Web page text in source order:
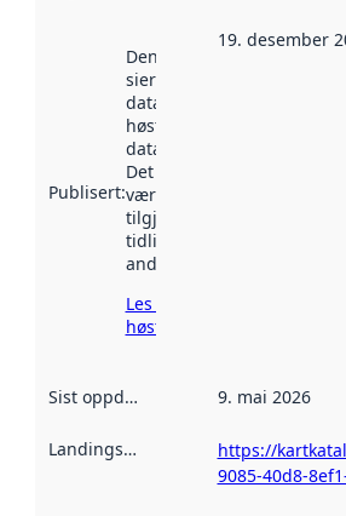
Publisert:
Denne datoen
sier når
datasettet ble
høstet av
data.norge.no.
Det kan ha
vært
tilgjengelig
tidligere
andre steder.
Les mer om
høsting her
19. desember
Sist oppdatert 9. mai 2026
Landingsside
https://
9085-40d8-